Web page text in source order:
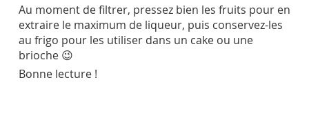
Au moment de filtrer, pressez bien les fruits pour en
extraire le maximum de liqueur, puis conservez-les
au frigo pour les utiliser dans un cake ou une
brioche 😉
Bonne lecture !